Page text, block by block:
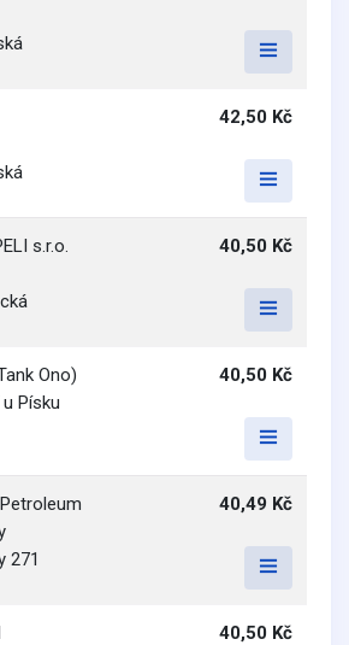
42,50 Kč
s.r.o.
40,50 Kč
Ono)
Písku
40,50 Kč
271
40,49 Kč
40,50 Kč